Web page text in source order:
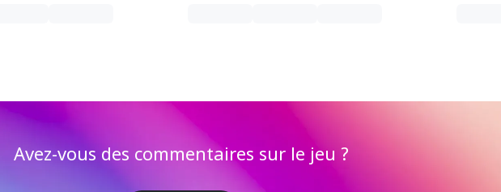
Avez-vous des commentaires sur le jeu ?